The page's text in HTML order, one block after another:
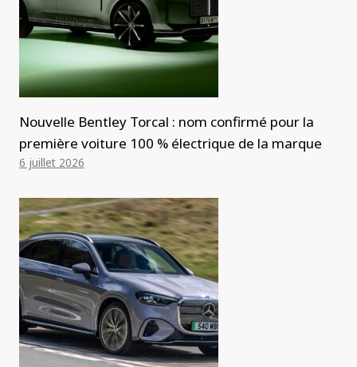
Nouvelle Bentley Torcal : nom confirmé pour la
première voiture 100 % électrique de la marque
6 juillet 2026